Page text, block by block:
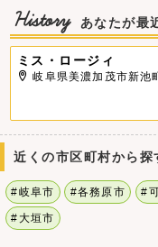
History あなたが最
ミス・ロージィ
岐阜県美濃加茂市新池
近くの市区町村から探
#岐阜市 #各務原市 #
#大垣市